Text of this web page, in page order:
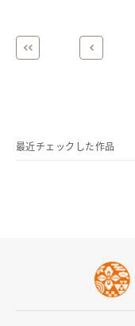
最近チェックした作品